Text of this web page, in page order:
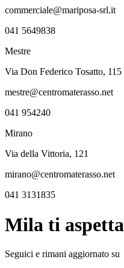
commerciale@mariposa-srl.it
041 5649838
Mestre
Via Don Federico Tosatto, 115
mestre@centromaterasso.net
041 954240
Mirano
Via della Vittoria, 121
mirano@centromaterasso.net
041 3131835
Mila ti
Seguici e rimani aggiornato su